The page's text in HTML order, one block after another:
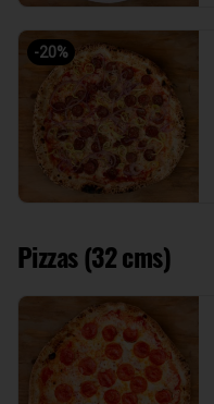
-20%
Pizzas (32 cms)